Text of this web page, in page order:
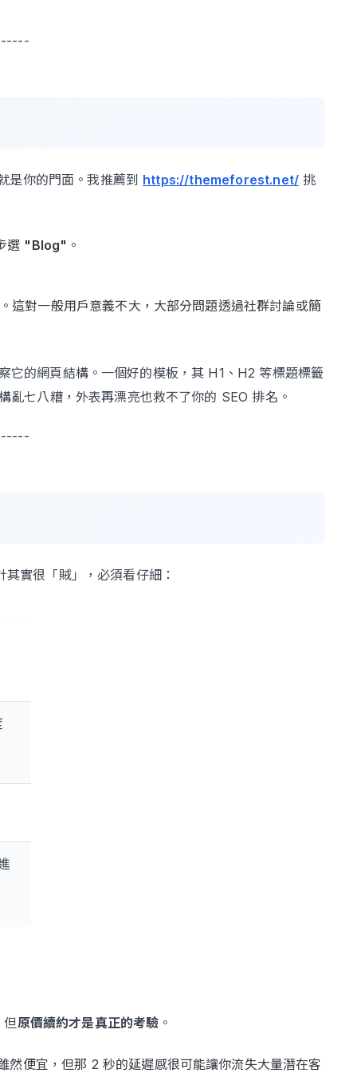
是你的門面。我推薦到 https://themeforest.net/ 挑
選 "Blog" 。
。這對一般用戶意義不大，大部分問題透過社群討論或簡
的網頁結構。一個好的模板，其 H1、H2 等標題標籤
七八糟，外表再漂亮也救不了你的 SEO 排名。
實很「賊」，必須看仔細：
但原價續約才是真正的考驗 。
便宜，但那 2 秒的延遲感很可能讓你流失大量潛在客